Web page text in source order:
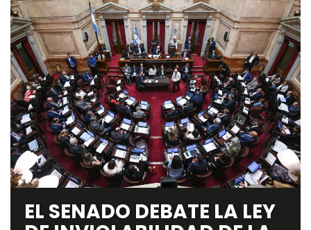
EL SENADO DEBATE LA LEY